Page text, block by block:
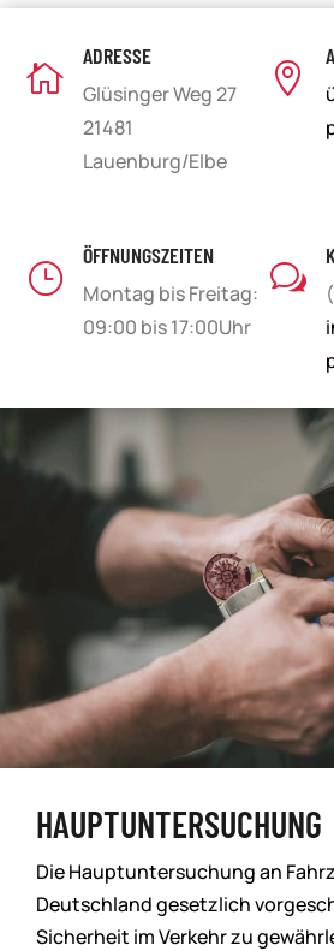

ADRESSE
Glüsinger Weg 27
21481
Lauenburg/Elbe

}
ÖFFNUNGSZEITEN
Montag bis Freitag:
09:00 bis 17:00Uhr
w
HAUPTUNTERSUCHUNG
Die Hauptuntersuchung an
Deutschland gesetzlich
Sicherheit im Verkehr zu